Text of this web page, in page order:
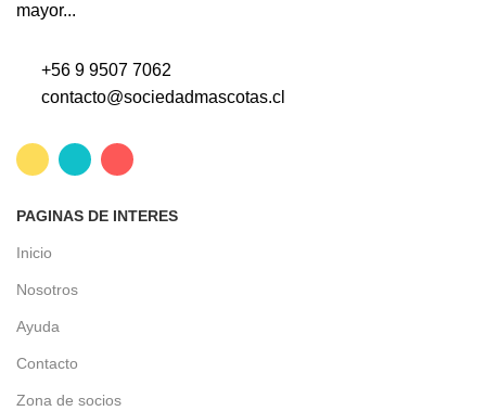
mayor...
+56 9 9507 7062
contacto@sociedadmascotas.cl
PAGINAS DE INTERES
Inicio
Nosotros
Ayuda
Contacto
Zona de socios